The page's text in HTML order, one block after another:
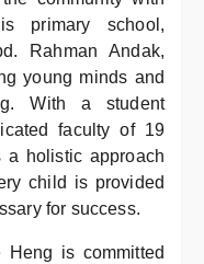
primary school,
Rahman Andak,
young minds and
With a student
faculty of 19
a holistic approach
child is provided
for success.
Heng is committed